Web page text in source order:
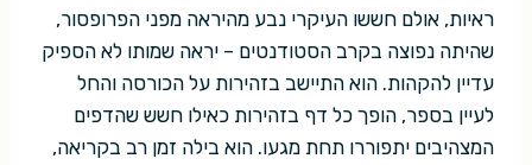
ראיות, אולם חששו העיקרי נבע מהיראה מפני הפרופסור,
שהיתה נפוצה בקרב הסטודנטים – יראה שמותו לא הספיק
עדיין להקהות. הוא התיישב בזהירות על הכורסה והחל
לעיין בספר, הופך כל דף בזהירות כאילו חשש שהדפים
המצהיבים יתפוררו תחת מגעו. הוא בילה זמן רב בקריאה,